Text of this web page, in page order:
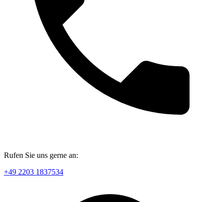
Rufen Sie uns gerne an:
+49 2203 1837534